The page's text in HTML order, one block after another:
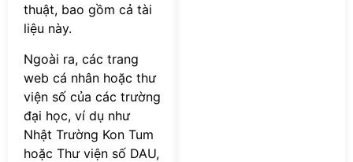
thuật, bao gồm cả tài
liệu này.
Ngoài ra, các trang
web cá nhân hoặc thư
viện số của các trường
đại học, ví dụ như
Nhật Trường Kon Tum
hoặc Thư viện số DAU,